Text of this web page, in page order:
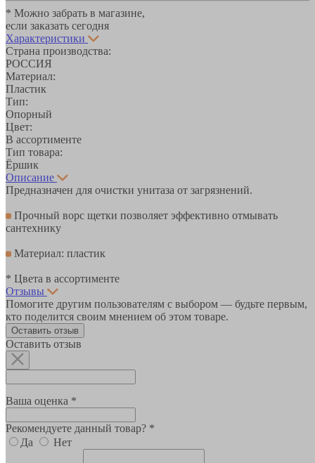
* Можно забрать в магазине,
если заказать сегодня
Характеристики
Страна производства:
РОССИЯ
Материал:
Пластик
Тип:
Опорный
Цвет:
В ассортименте
Тип товара:
Ёршик
Описание
Предназначен для очистки унитаза от загрязнений.
Прочный ворс щетки позволяет эффективно отмывать
сантехнику
Материал: пластик
* Цвета в ассортименте
Отзывы
Помогите другим пользователям с выбором — будьте первым,
кто поделится своим мнением об этом товаре.
Оставить отзыв
Оставить отзыв
Ваша оценка *
Рекомендуете данный товар? *
Да
Нет